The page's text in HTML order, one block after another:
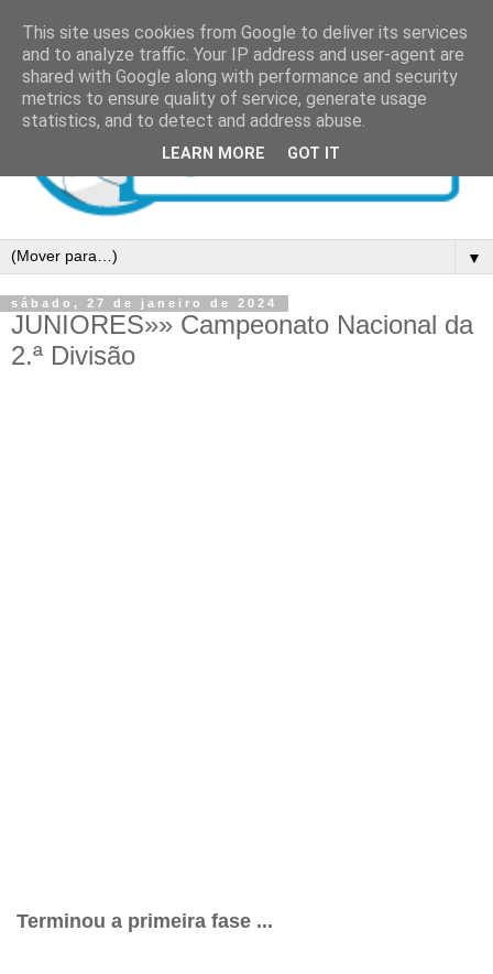
▼
sábado, 27 de janeiro de 2024
JUNIORES»» Campeonato Nacional da
2.ª Divisão
Terminou a primeira fase ...
This site uses cookies from Google to deliver its services
and to analyze traffic. Your IP address and user-agent are
shared with Google along with performance and security
metrics to ensure quality of service, generate usage
statistics, and to detect and address abuse.
LEARN MORE GOT IT